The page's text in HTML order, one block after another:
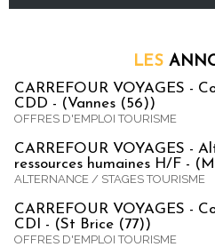
LES
CARREFOUR VOYAGES -
CDD - (Vannes (56))
OFFRES D'EMPLOI TOURISME
CARREFOUR VOYAGES -
ressources humaines H/F -
ALTERNANCE / STAGES TOURISME
CARREFOUR VOYAGES -
CDI - (St Brice (77))
OFFRES D'EMPLOI TOURISME